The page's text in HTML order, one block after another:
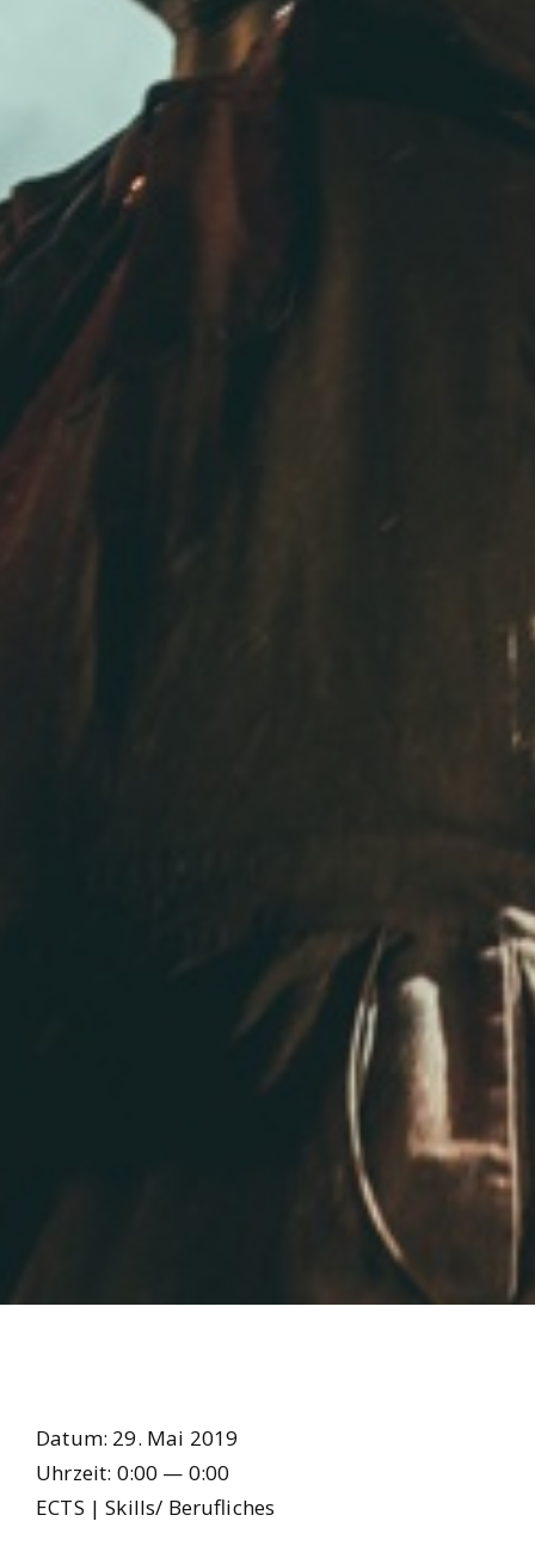
Datum: 29. Mai 2019
Uhr­zeit: 0:00 — 0:00
ECTS | Skills/ Beruf­li­ches